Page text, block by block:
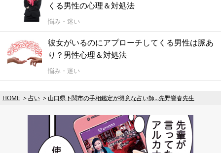
くる男性の心理＆対処法
悩み・迷い
彼女がいるのにアプローチしてくる男性は脈あ
り？男性心理＆対処法
悩み・迷い
HOME 占い 山口県下関市の手相鑑定が得意な占い師…先野響春先生